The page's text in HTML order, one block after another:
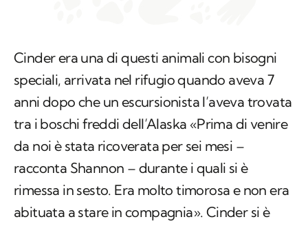
Cinder era una di questi animali con bisogni
speciali, arrivata nel rifugio quando aveva 7
anni dopo che un escursionista l’aveva trovata
tra i boschi freddi dell’Alaska «Prima di venire
da noi è stata ricoverata per sei mesi –
racconta Shannon – durante i quali si è
rimessa in sesto. Era molto timorosa e non era
abituata a stare in compagnia». Cinder si è